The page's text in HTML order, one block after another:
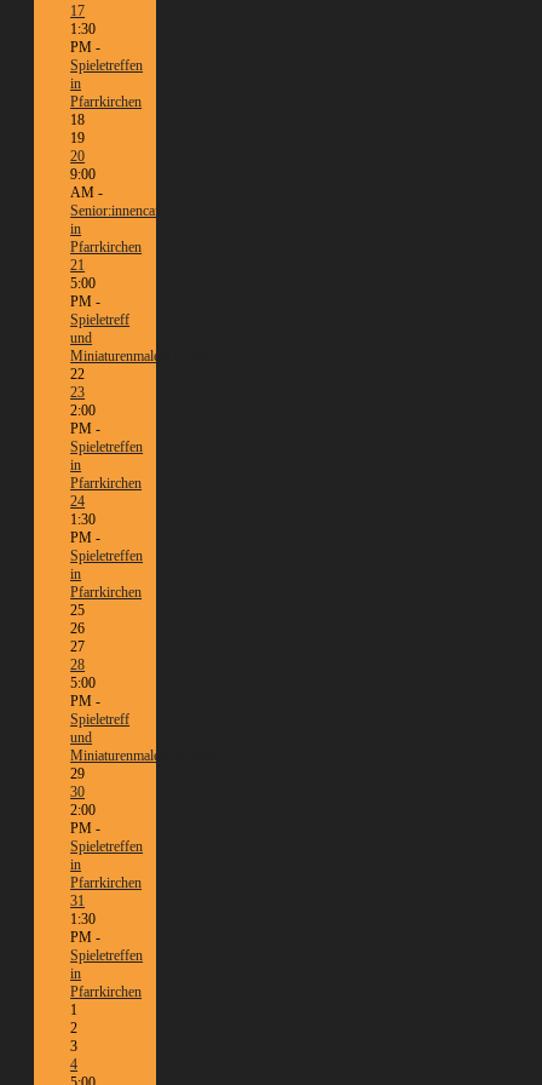
17
1:30
PM -
Spieletreffen
in
Pfarrkirchen
18
19
20
9:00
AM -
Senior:innencafé
in
Pfarrkirchen
21
5:00
PM -
Spieletreff
und
Miniaturenmalen/Tabletop
22
23
2:00
PM -
Spieletreffen
in
Pfarrkirchen
24
1:30
PM -
Spieletreffen
in
Pfarrkirchen
25
26
27
28
5:00
PM -
Spieletreff
und
Miniaturenmalen/Tabletop
29
30
2:00
PM -
Spieletreffen
in
Pfarrkirchen
31
1:30
PM -
Spieletreffen
in
Pfarrkirchen
1
2
3
4